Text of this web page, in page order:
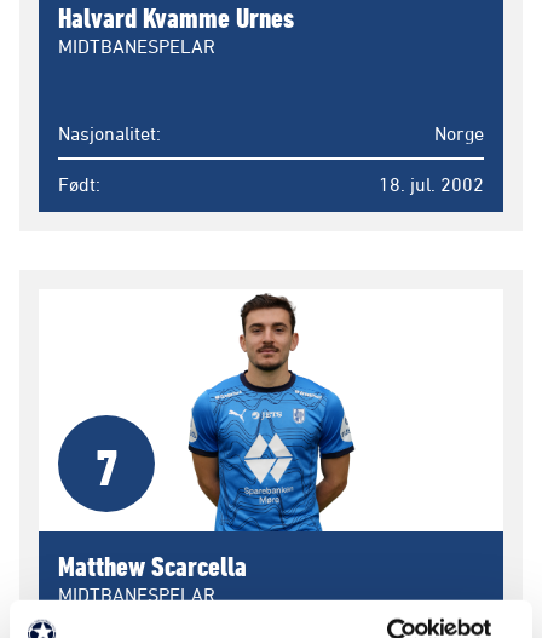
Halvard Kvamme Urnes
MIDTBANESPELAR
Nasjonalitet Norge
Født 18. jul. 2002
7
Matthew Scarcella
MIDTBANESPELAR